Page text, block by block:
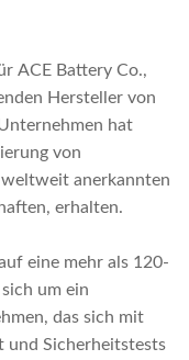
ACE Battery Co.,
Hersteller von
hat
von
anerkannten
erhalten.
eine mehr als 120-
um ein
das sich mit
und Sicherheitstests